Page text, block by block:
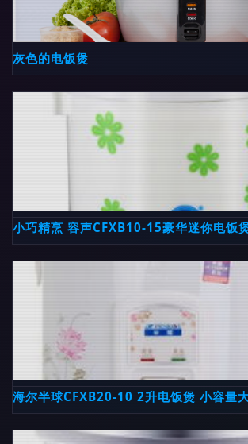
灰色的电饭煲
小巧精烹 容声CFXB10-15豪华迷你电饭
海尔半球CFXB20-10 2升电饭煲 小容量